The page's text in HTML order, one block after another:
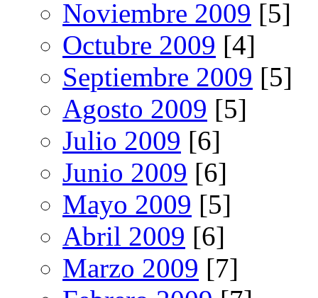
Noviembre 2009 [5]
Octubre 2009 [4]
Septiembre 2009 [5]
Agosto 2009 [5]
Julio 2009 [6]
Junio 2009 [6]
Mayo 2009 [5]
Abril 2009 [6]
Marzo 2009 [7]